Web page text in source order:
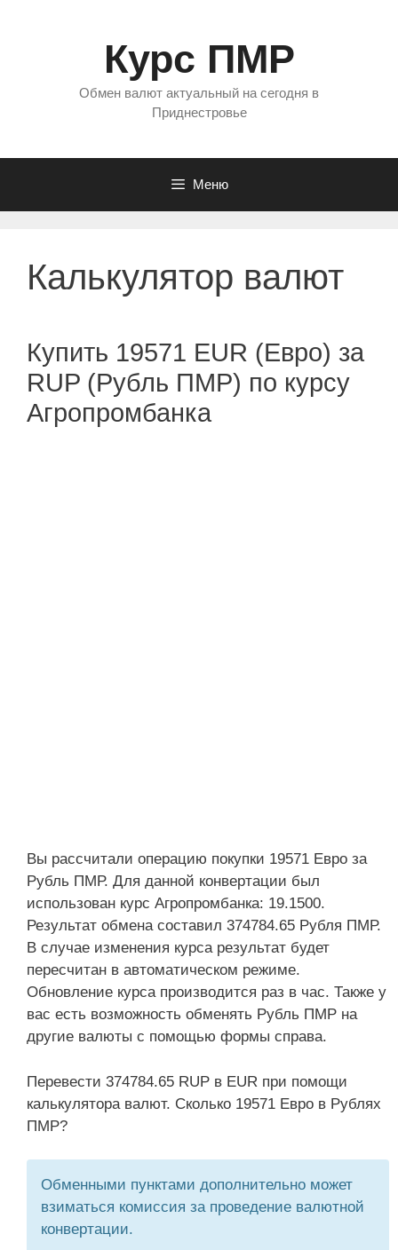
Курс ПМР
Обмен валют актуальный на сегодня в
Приднестровье
Меню
Калькулятор валют
Купить 19571 EUR (Евро) за
RUP (Рубль ПМР) по курсу
Агропромбанка
Вы рассчитали операцию покупки 19571 Евро за
Рубль ПМР. Для данной конвертации был
использован курс Агропромбанка: 19.1500.
Результат обмена составил 374784.65 Рубля ПМР.
В случае изменения курса результат будет
пересчитан в автоматическом режиме.
Обновление курса производится раз в час. Также у
вас есть возможность обменять Рубль ПМР на
другие валюты с помощью формы справа.
Перевести 374784.65 RUP в EUR при помощи
калькулятора валют. Сколько 19571 Евро в Рублях
ПМР?
Обменными пунктами дополнительно может
взиматься комиссия за проведение валютной
конвертации.